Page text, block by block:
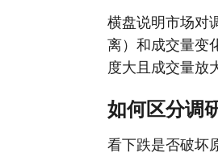
横盘说明市场对
离）和成交量变
度大且成交量放
如何区分调
看下跌是否破坏